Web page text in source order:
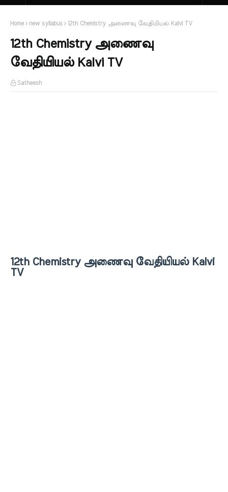
Home new syllabus 12th Chemistry அணைவு வேதியியல் Kalvi TV
12th Chemistry அணைவு
வேதியியல் Kalvi TV
Satheesh
12th Chemistry அணைவு வேதியியல் Kalvi
TV